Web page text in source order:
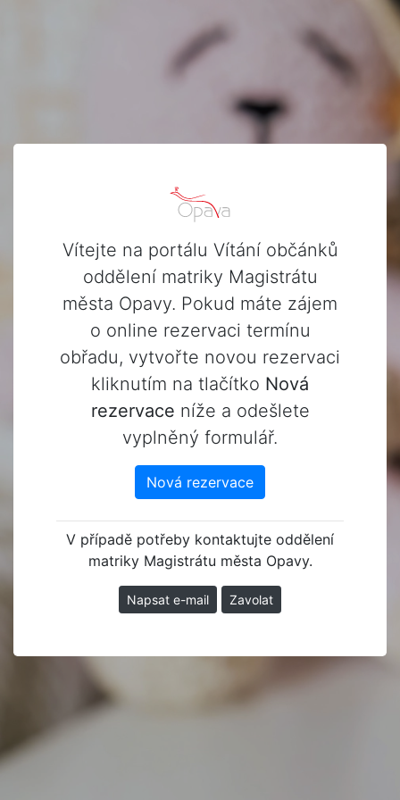
Vítejte na portálu Vítání občánků
oddělení matriky Magistrátu
města Opavy. Pokud máte zájem
o online rezervaci termínu
obřadu, vytvořte novou rezervaci
kliknutím na tlačítko Nová
rezervace níže a odešlete
vyplněný formulář.
Nová rezervace
V případě potřeby kontaktujte oddělení
matriky Magistrátu města Opavy.
Napsat e-mail Zavolat